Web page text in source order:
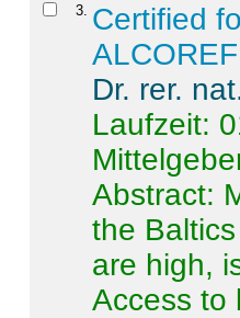
3 Certified
ALCOREF
Dr. rer.
Laufzeit:
Abstract:
the
are high,
Access to